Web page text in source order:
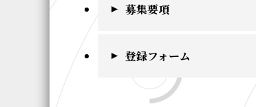
募集要項
登録フォーム